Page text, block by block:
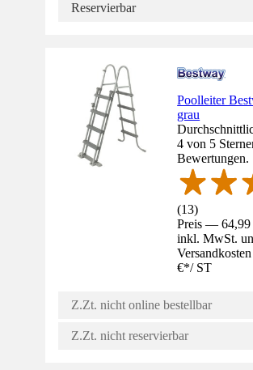
Reservierbar
Poolleiter
grau
4 von 5
Bewertungen.
(13)
Preis — 64,99
inkl. MwSt.
€*/ ST
Z.Zt. nicht online bestellbar
Z.Zt. nicht reservierbar